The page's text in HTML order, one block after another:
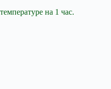
на 1 час.